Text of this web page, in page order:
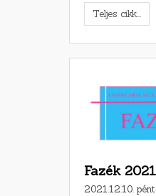
Teljes cikk...
Fazék
2021.12.10.